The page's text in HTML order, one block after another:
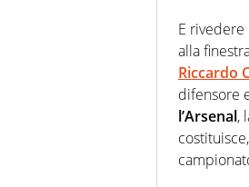
E
alla
Riccardo
difensore
l’Arsenal,